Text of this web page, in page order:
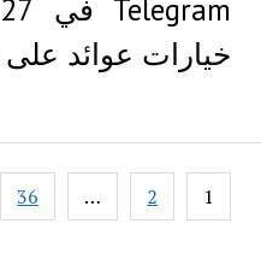
خيارات عوائد
Posts
pagination
1
2
…
36